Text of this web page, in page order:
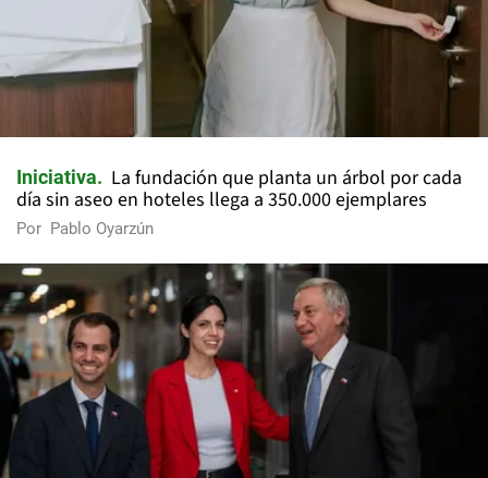
Iniciativa
La fundación que planta un árbol por cada
día sin aseo en hoteles llega a 350.000 ejemplares
Por Pablo Oyarzún